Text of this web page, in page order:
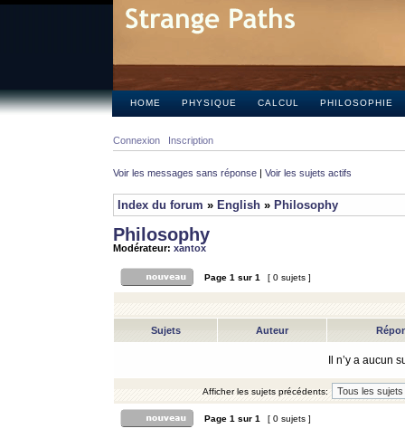
HOME PHYSIQUE CALCUL PHILOSOPHIE
Connexion Inscription
Voir les messages sans réponse | Voir les sujets actifs
Index du forum » English » Philosophy
Philosophy
Modérateur: xantox
Page 1 sur 1 [ 0 sujets ]
Sujets Auteur
Il n’y a aucun
Afficher les sujets précédents:
Page 1 sur 1 [ 0 sujets ]